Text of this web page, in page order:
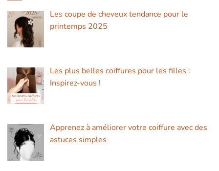
Les coupe de cheveux tendance pour le
printemps 2025
Les plus belles coiffures pour les filles :
Inspirez-vous !
Apprenez à améliorer votre coiffure avec des
astuces simples